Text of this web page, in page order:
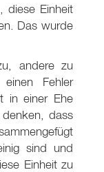
diese Einheit
Das wurde
andere zu
Fehler
in einer Ehe
dass
sind und
Einheit zu